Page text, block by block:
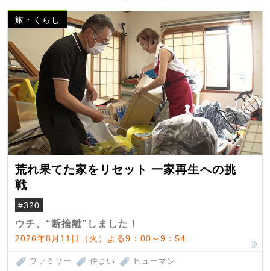
旅・くらし
荒れ果てた家をリセット 一家再生への挑
戦
#320
ウチ、“断捨離”しました！
2026年8月11日（火）よる9：00～9：54
ファミリー 住まい ヒューマン